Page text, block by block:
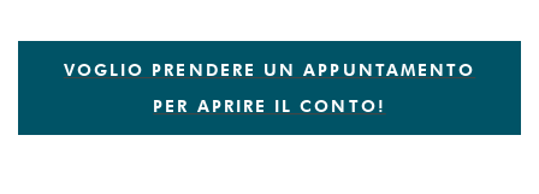
VOGLIO PRENDERE UN APPUNTAMENTO
PER APRIRE IL CONTO!